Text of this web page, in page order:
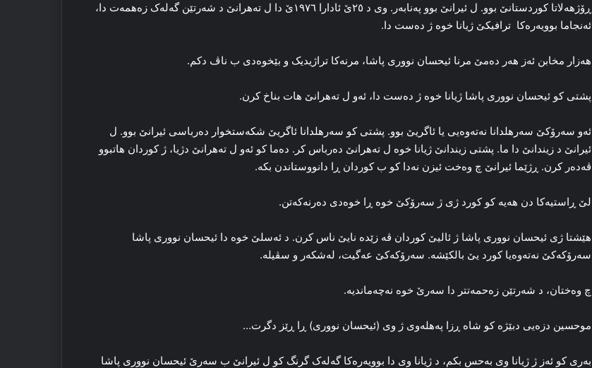
ڕۆژهه‌لاتا کوردستانێ بوو. ل ئیرانێ بوو په‌نابه‌ر. وی د ۲٥ێ ئادارا ۱۹۷٦ێ دا‌ ل ته‌هرانێ د شه‌رتێن گه‌له‌ک زه‌همه‌ت دا‌،
ئه‌نجاما بوویەرەكا ‌ ترافیکێ ژیانا خوه‌ ژ ده‌ست دا.
هه‌زار مخابن ئه‌ز هه‌ر ده‌مێ مرنا ئیحسان نووری پاشا، مرنه‌کا تراژیدیک و بێخوه‌دی ب ناڤ دکم.
پشتی کو ئیحسان نووری پاشا ژیانا خوه‌ ژ ده‌ست دا، ئه‌و ل ته‌هرانێ هات بناخ کرن.
ئه‌و سه‌رۆکێ سه‌رهلدانا نه‌ته‌وه‌یی یا ئاگریێ بوو. پشتی کو سه‌رهلدانا ئاگریێ شکه‌ستخوار ده‌رباسی ئیرانێ بوو. ل
ئیرانێ د زیندانێ دا ما. پشتی زیندانێ ژیانا خوه‌ ل ته‌هرانێ ده‌رباس کر. ده‌ما کو ئەو ل ته‌هرانێ دژیا، ژ کوردان ھاتبوو
ڤەدەر كرن. ڕژێما ئیرانێ چ وه‌خت ئیزن نه‌دا کو ب کوردان ڕا دانووستاندن بکه‌.
لێ ڕاستیه‌کا‌ دن هه‌یه‌ کو کورد ژی ژ سه‌رۆکێ خوه‌ ڕا خوه‌دی ده‌رنه‌که‌تن.
هێشتا ژی ئیحسان نووری پاشا ژ ئالیێ کوردان ڤە زێده‌ نایێ ناس کرن. د ئه‌سلێ خوه‌ دا ئیحسان نووری پاشا
سه‌رۆکه‌کێ نه‌ته‌وه‌یا کورد یێ بالکێشه‌. سه‌رۆکه‌کێ عه‌گیت، له‌شکه‌ر و سڤیله‌.
چ وه‌ختان، د شه‌رتێن زه‌حمه‌تتر دا سه‌رێ خوه‌ نه‌چەماندیە‌.
موحسین دزه‌یی دبێژه‌ کو شاه ڕزا په‌هله‌وی ژ وی (ئیحسان نووری) ڕا‌ ڕێز دگرت‌…
به‌ری کو ئه‌ز ژ ژیانا وی بەحس بکم، د ژیانا وی دا‌ بوویه‌ره‌کا گه‌له‌ک گرنگ كو ل ئیرانێ ب سه‌رێ ئیحسان نووری پاشا